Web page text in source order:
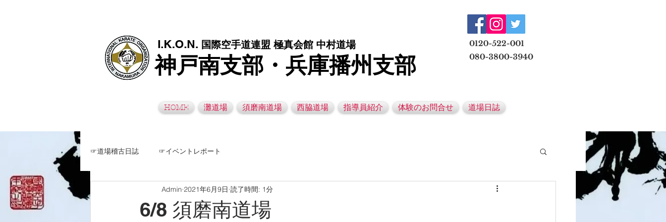
I.K.O.N. 国際空手道連盟 極真会館 中村道場
神戸南支部・兵庫播州支部
0120-522-001
080-3800-3940
HOME 灘道場 須磨南道場 西脇道場 指導員紹介 体験のお問合せ 道場日誌
☞道場稽古日誌 ☞イベントレポート
6/8 須磨南道場
Admin 2021年6月9日 読了時間: 1分